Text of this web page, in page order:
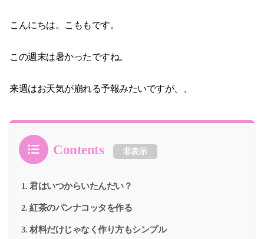
こんにちは。こももです。
この週末は暑かったですね。
来週はお天気が崩れる予報みたいですが、、
Contents 非表示
君はいつからいたんだい？
紅茶のパンナコッタを作る
材料だけじゃなく作り方もシンプル